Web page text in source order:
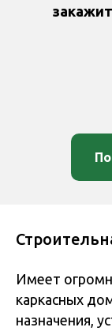
Имеет
каркасных
назначения,